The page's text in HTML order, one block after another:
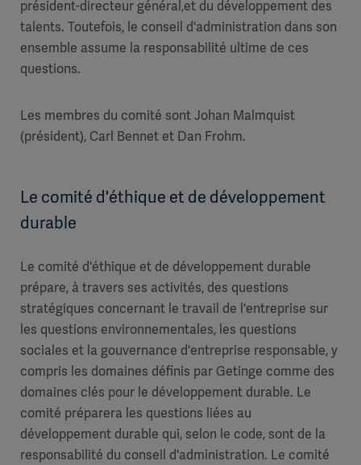
président-directeur général,et du développement des
talents. Toutefois, le conseil d'administration dans son
ensemble assume la responsabilité ultime de ces
questions.
Les membres du comité sont Johan Malmquist
(président), Carl Bennet et Dan Frohm.
Le comité d'éthique et de développement
durable
Le comité d'éthique et de développement durable
prépare, à travers ses activités, des questions
stratégiques concernant le travail de l'entreprise sur
les questions environnementales, les questions
sociales et la gouvernance d'entreprise responsable, y
compris les domaines définis par Getinge comme des
domaines clés pour le développement durable. Le
comité préparera les questions liées au
développement durable qui, selon le code, sont de la
responsabilité du conseil d'administration. Le comité